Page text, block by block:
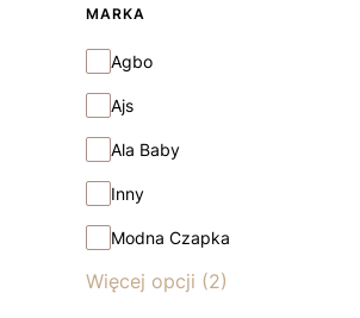
MARKA
Marka
Agbo
Ajs
Ala Baby
Inny
Modna Czapka
Więcej opcji (2)